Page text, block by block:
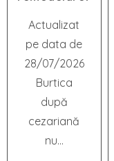
Actualizat
pe data de
28/07/2026
Burtica
după
cezariană
nu...